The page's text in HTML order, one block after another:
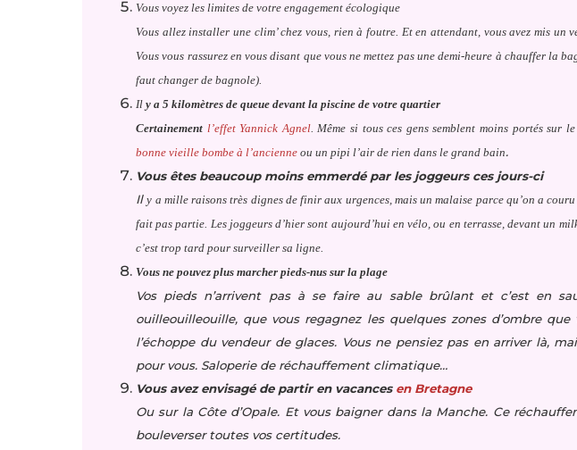
Vous voyez les limites de votre engagement écologique
Vous allez installer une clim’ chez vous, rien à foutre. Et en attendant, vous avez mis
Vous vous rassurez en vous disant que vous ne mettez pas une demi-heure à chauffer la
faut changer de bagnole).
Il y a 5 kilomètres de queue devant la piscine de votre quartier
Certainement l’effet Yannick Agnel. Même si tous ces gens semblent moins portés sur
bonne vieille bombe à l’ancienne ou un pipi l’air de rien dans le grand bain.
Vous êtes beaucoup moins emmerdé par les joggeurs ces jours-ci
Ily a mille raisons très dignes de finir aux urgences, mais un malaise parce qu’on a couru
fait pas partie. Les joggeurs d’hier sont aujourd’hui en vélo, ou en terrasse, devant un
c’est trop tard pour surveiller sa ligne.
Vous ne pouvez plus marcher pieds-nus sur la plage
Vos pieds n’arrivent pas à se faire au sable brûlant et c’est en
ouilleouilleouille, que vous regagnez les quelques zones d’ombre
l’échoppe du vendeur de glaces. Vous ne pensiez pas en arriver là,
pour vous. Saloperie de réchauffement climatique…
Vous avez envisagé de partir en vacances en Bretagne
Ou sur la Côte d’Opale. Et vous baigner dans la Manche. Ce
bouleverser toutes vos certitudes.